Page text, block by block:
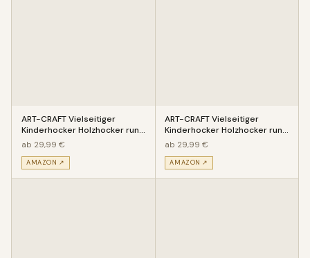
ART-CRAFT Vielseitiger
Kinderhocker Holzhocker rund
aus Massivholz Tiermotiv Kat
ab 29,99 €
AMAZON ↗
ART-CRAFT Vielseitiger
Kinderhocker Holzhocker rund
aus Massivholz Tiermotiv Löw
ab 29,99 €
AMAZON ↗